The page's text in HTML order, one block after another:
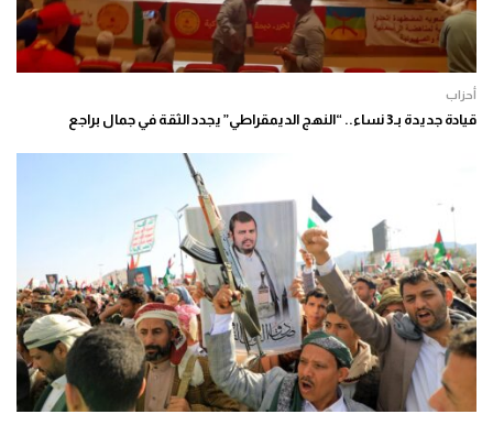
أحزاب
قيادة جديدة بـ3 نساء.. “النهج الديمقراطي” يجدد الثقة في جمال براجع